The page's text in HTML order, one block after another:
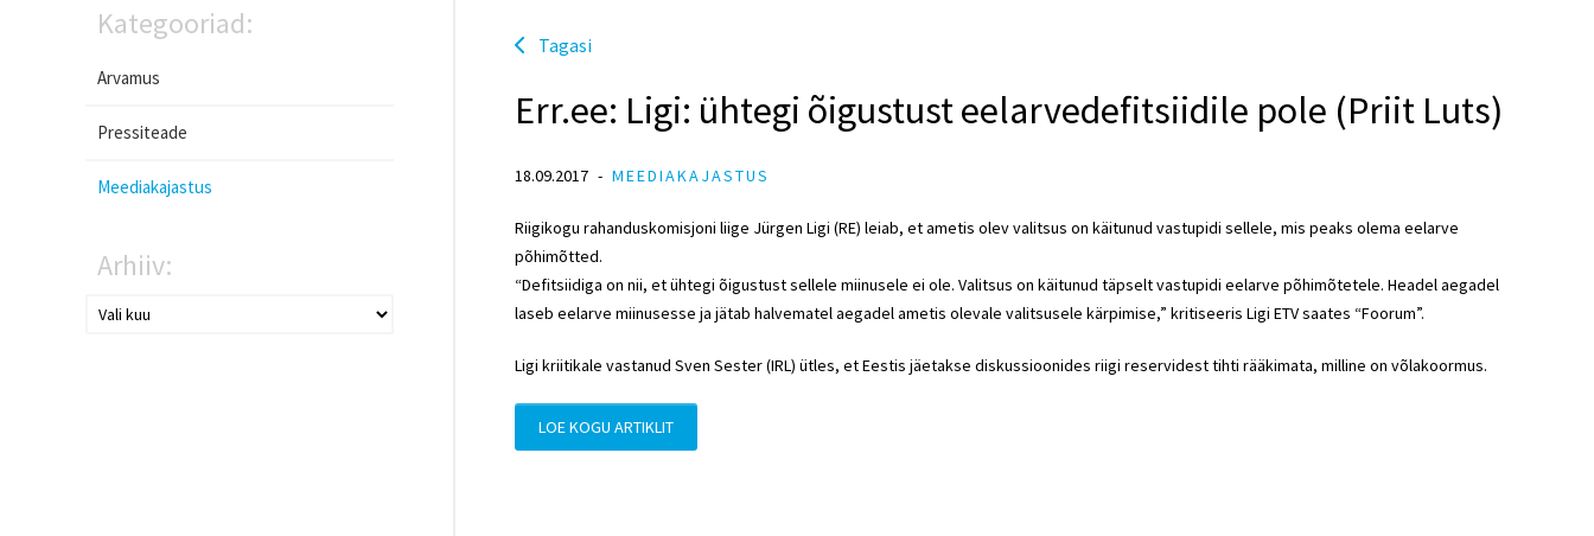
Kategooriad:
Arvamus
Pressiteade
Meediakajastus
Arhiiv:
Tagasi
Err.ee: Ligi: ühtegi õigustust eelarvedefitsiidile pole (Priit Luts)
18.09.2017 MEEDIAKAJASTUS
Riigikogu rahanduskomisjoni liige Jürgen Ligi (RE) leiab, et ametis olev valitsus on käitunud vastupidi sellele, mis peaks olema eelarve
põhimõtted.
“Defitsiidiga on nii, et ühtegi õigustust sellele miinusele ei ole. Valitsus on käitunud täpselt vastupidi eelarve põhimõtetele. Headel aegadel
laseb eelarve miinusesse ja jätab halvematel aegadel ametis olevale valitsusele kärpimise,” kritiseeris Ligi ETV saates “Foorum”.
Ligi kriitikale vastanud Sven Sester (IRL) ütles, et Eestis jäetakse diskussioonides riigi reservidest tihti rääkimata, milline on võlakoormus.
LOE KOGU ARTIKLIT